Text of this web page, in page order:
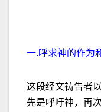
一.呼求神的作为
这段经文祷告者
先是呼吁神，再